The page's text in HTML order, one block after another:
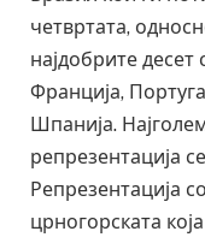
четвртата,
најдобрите десет
Франција,
Шпанија.
репрезентација
Репрезентација
црногорската